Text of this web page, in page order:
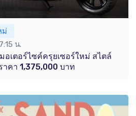
ม่
น.
อเตอร์ไซค์ครุยเซอร์ใหม่ สไตล์
คา 1,375,000 บาท